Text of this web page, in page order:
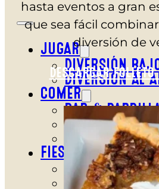
JUGAR
DIVERSIÓN
DIVERSIÓN AL
COMER
BAR &
REVL
BUFÉ LIBRE
FIESTA
FIESTAS DE
GRUPOS
hasta eventos a gran
que sea fácil
diversión de
DESCARGAR FOLLETO